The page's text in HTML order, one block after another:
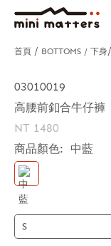
首頁 BOTTOMS / 下身
03010019
高腰前釦合牛仔褲
NT 1480
商品顏色:
中藍